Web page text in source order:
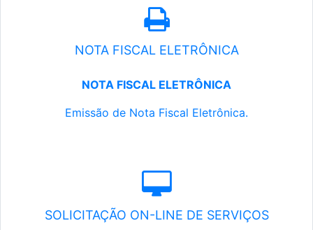
NOTA FISCAL ELETRÔNICA
NOTA FISCAL ELETRÔNICA
Emissão de Nota Fiscal Eletrônica.
SOLICITAÇÃO ON-LINE DE SERVIÇOS